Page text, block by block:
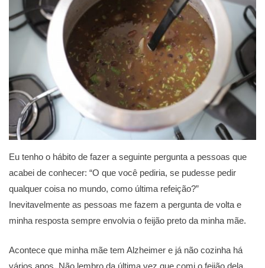
Eu tenho o hábito de fazer a seguinte pergunta a pessoas que
acabei de conhecer: “O que você pediria, se pudesse pedir
qualquer coisa no mundo, como última refeição?”
Inevitavelmente as pessoas me fazem a pergunta de volta e
minha resposta sempre envolvia o feijão preto da minha mãe.
Acontece que minha mãe tem Alzheimer e já não cozinha há
vários anos. Não lembro da última vez que comi o feijão dela,